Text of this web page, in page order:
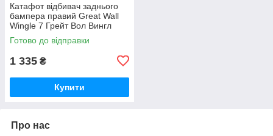
Катафот відбивач заднього
бампера правий Great Wall
Wingle 7 Грейт Вол Вингл
Вінгл 7
Готово до відправки
1 335 ₴
Купити
Про нас